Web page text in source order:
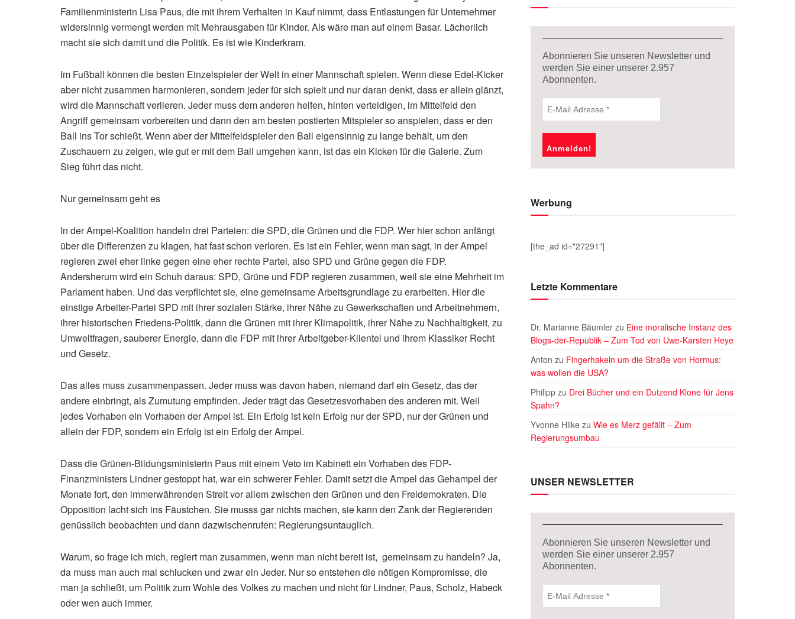
Familienministerin Lisa Paus, die mit ihrem Verhalten in Kauf nimmt, dass Entlastungen für Unternehmer
widersinnig vermengt werden mit Mehrausgaben für Kinder. Als wäre man auf einem Basar. Lächerlich
macht sie sich damit und die Politik. Es ist wie Kinderkram.
Im Fußball können die besten Einzelspieler der Welt in einer Mannschaft spielen. Wenn diese Edel-Kicker
aber nicht zusammen harmonieren, sondern jeder für sich spielt und nur daran denkt, dass er allein glänzt,
wird die Mannschaft verlieren. Jeder muss dem anderen helfen, hinten verteidigen, im Mittelfeld den
Angriff gemeinsam vorbereiten und dann den am besten postierten Mitspieler so anspielen, dass er den
Ball ins Tor schießt. Wenn aber der Mittelfeldspieler den Ball eigensinnig zu lange behält, um den
Zuschauern zu zeigen, wie gut er mit dem Ball umgehen kann, ist das ein Kicken für die Galerie. Zum
Sieg führt das nicht.
Nur gemeinsam geht es
In der Ampel-Koalition handeln drei Parteien: die SPD, die Grünen und die FDP. Wer hier schon anfängt
über die Differenzen zu klagen, hat fast schon verloren. Es ist ein Fehler, wenn man sagt, in der Ampel
regieren zwei eher linke gegen eine eher rechte Partei, also SPD und Grüne gegen die FDP.
Andersherum wird ein Schuh daraus: SPD, Grüne und FDP regieren zusammen, weil sie eine Mehrheit im
Parlament haben. Und das verpflichtet sie, eine gemeinsame Arbeitsgrundlage zu erarbeiten. Hier die
einstige Arbeiter-Partei SPD mit ihrer sozialen Stärke, ihrer Nähe zu Gewerkschaften und Arbeitnehmern,
ihrer historischen Friedens-Politik, dann die Grünen mit ihrer Klimapolitik, ihrer Nähe zu Nachhaltigkeit, zu
Umweltfragen, sauberer Energie, dann die FDP mit ihrer Arbeitgeber-Klientel und ihrem Klassiker Recht
und Gesetz.
Das alles muss zusammenpassen. Jeder muss was davon haben, niemand darf ein Gesetz, das der
andere einbringt, als Zumutung empfinden. Jeder trägt das Gesetzesvorhaben des anderen mit. Weil
jedes Vorhaben ein Vorhaben der Ampel ist. Ein Erfolg ist kein Erfolg nur der SPD, nur der Grünen und
allein der FDP, sondern ein Erfolg ist ein Erfolg der Ampel.
Dass die Grünen-Bildungsministerin Paus mit einem Veto im Kabinett ein Vorhaben des FDP-
Finanzministers Lindner gestoppt hat, war ein schwerer Fehler. Damit setzt die Ampel das Gehampel der
Monate fort, den immerwährenden Streit vor allem zwischen den Grünen und den Freidemokraten. Die
Opposition lacht sich ins Fäustchen. Sie musss gar nichts machen, sie kann den Zank der Regierenden
genüsslich beobachten und dann dazwischenrufen: Regierungsuntauglich.
Warum, so frage ich mich, regiert man zusammen, wenn man nicht bereit ist, gemeinsam zu handeln? Ja,
da muss man auch mal schlucken und zwar ein Jeder. Nur so entstehen die nötigen Kompromisse, die
man ja schließt, um Politik zum Wohle des Volkes zu machen und nicht für Lindner, Paus, Scholz, Habeck
oder wen auch immer.
Abonnieren Sie unseren Newsletter und
werden Sie einer unserer 2.957
Abonnenten.
Werbung
[the_ad id="27291"]
Letzte Kommentare
Dr. Marianne Bäumler zu Eine moralische Instanz des
Blogs-der-Republik – Zum Tod von Uwe-Karsten Heye
Anton zu Fingerhakeln um die Straße von Hormus:
was wollen die USA?
Philipp zu Drei Bücher und ein Dutzend Klone für Jens
Spahn?
Yvonne Hilke zu Wie es Merz gefällt – Zum
Regierungsumbau
UNSER NEWSLETTER
Abonnieren Sie unseren Newsletter und
werden Sie einer unserer 2.957
Abonnenten.